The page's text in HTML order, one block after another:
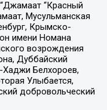
“Красный
Мусульманская
Крымско-
имени Номана
возрождения
Дуббайский
Хаджи Белхороев,
Улыбается,
добровольческий